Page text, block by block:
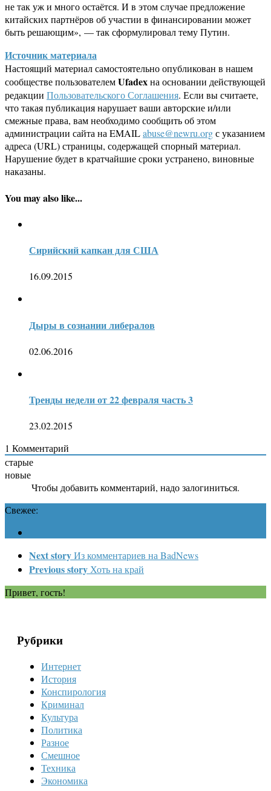
не так уж и много остаётся. И в этом случае предложение
китайских партнёров об участии в финансировании может
быть решающим», — так сформулировал тему Путин.
Источник материала
Настоящий материал самостоятельно опубликован в нашем
сообществе пользователемUfadexна основании действующей
редакции Пользовательского Соглашения. Если вы считаете,
что такая публикация нарушает ваши авторские и/или
смежные права, вам необходимо сообщить об этом
администрации сайта на EMAILabuse@newru.orgс указанием
адреса (URL) страницы, содержащей спорный материал.
Нарушение будет в кратчайшие сроки устранено, виновные
наказаны.
You may also like...
Сирийский капкан для США
16.09.2015
Дыры в сознании либералов
02.06.2016
Тренды недели от 22 февраля часть 3
23.02.2015
1 Комментарий
старые
новые
Чтобы добавить комментарий, надо залогиниться.
Свежее:
Next storyИз комментариев на BadNews
Previous storyХоть на край
Привет, гость!
Рубрики
Интернет
История
Конспирология
Криминал
Культура
Политика
Разное
Смешное
Техника
Экономика